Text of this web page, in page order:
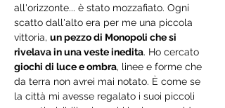
all'orizzonte... è stato mozzafiato. Ogni
scatto dall'alto era per me una piccola
vittoria, un pezzo di Monopoli che si
rivelava in una veste inedita. Ho cercato
giochi di luce e ombra, linee e forme che
da terra non avrei mai notato. È come se
la città mi avesse regalato i suoi piccoli